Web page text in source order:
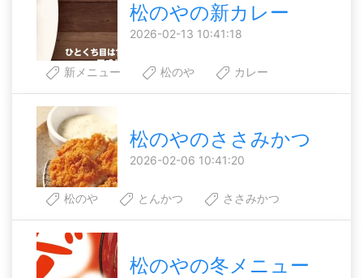
松のやの新カレー
2026-02-13 10:41:18
新メニュー 松のや カレー
松のやのささみかつ
2026-02-06 10:41:20
松のや とんかつ ささみかつ
松のやの冬メニュー